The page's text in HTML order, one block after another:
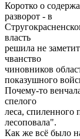
Коротко о
разворот - в
власть
решила не
чванство
чиновников
показушного
Почему-то
спелого
леса, спиленного
лесоповала".
Как же всё было